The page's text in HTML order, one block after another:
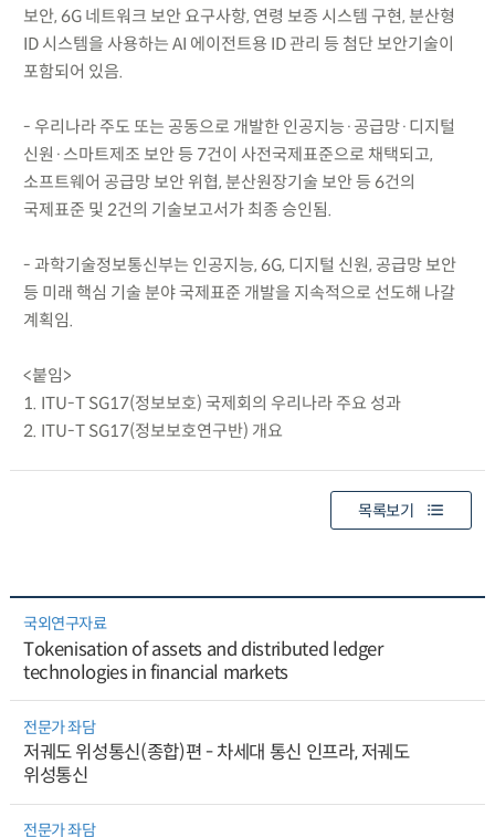
보안, 6G 네트워크 보안 요구사항, 연령 보증 시스템 구현, 분산형
ID 시스템을 사용하는 AI 에이전트용 ID 관리 등 첨단 보안기술이
포함되어 있음.
- 우리나라 주도 또는 공동으로 개발한 인공지능·공급망·디지털
신원·스마트제조 보안 등 7건이 사전국제표준으로 채택되고,
소프트웨어 공급망 보안 위협, 분산원장기술 보안 등 6건의
국제표준 및 2건의 기술보고서가 최종 승인됨.
- 과학기술정보통신부는 인공지능, 6G, 디지털 신원, 공급망 보안
등 미래 핵심 기술 분야 국제표준 개발을 지속적으로 선도해 나갈
계획임.
<붙임>
1. ITU-T SG17(정보보호) 국제회의 우리나라 주요 성과
2. ITU-T SG17(정보보호연구반) 개요
목록보기
국외연구자료
Tokenisation of assets and distributed ledger
technologies in financial markets
전문가 좌담
저궤도 위성통신(종합)편 - 차세대 통신 인프라, 저궤도
위성통신
전문가 좌담